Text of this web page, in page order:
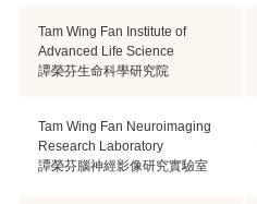
Tam Wing Fan Institute of
Advanced Life Science
譚榮芬生命科學研究院
Tam Wing Fan Neuroimaging
Research Laboratory
譚榮芬腦神經影像研究實驗室